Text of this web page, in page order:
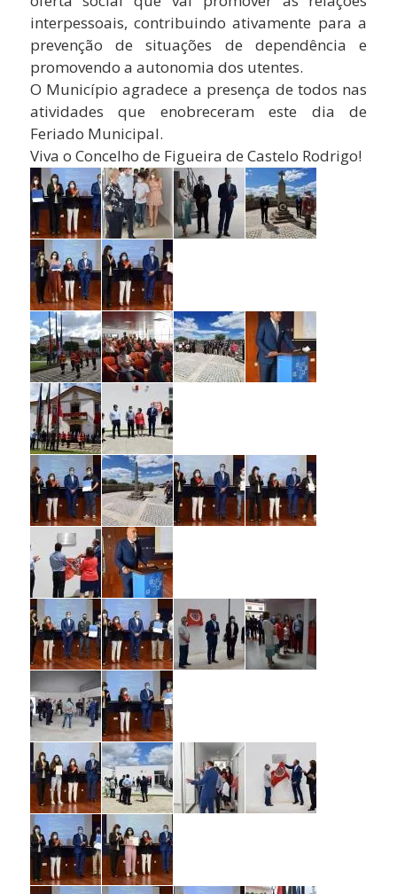
interpessoais, contribuindo ativamente para a
prevenção de situações de dependência e
promovendo a autonomia dos utentes.
O Município agradece a presença de todos nas
atividades que enobreceram este dia de
Feriado Municipal.
Viva o Concelho de Figueira de Castelo Rodrigo!